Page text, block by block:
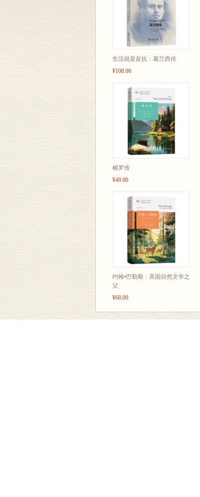
生活就是反抗：葛兰西传
¥108.00
梭罗传
¥49.00
约翰•巴勒斯：美国自然文学之
父
¥68.00